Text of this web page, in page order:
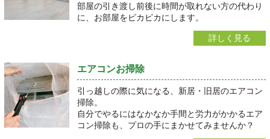
部屋の引き渡し前後に時間が取れない方の代わり
に、お部屋をピカピカにします。
詳しく見る
エアコンお掃除
引っ越しの際に気になる、新居・旧居のエアコン
掃除。
自分でやるにはなかなか手間と労力がかかるエア
コン掃除も、プロの手にまかせてみませんか？